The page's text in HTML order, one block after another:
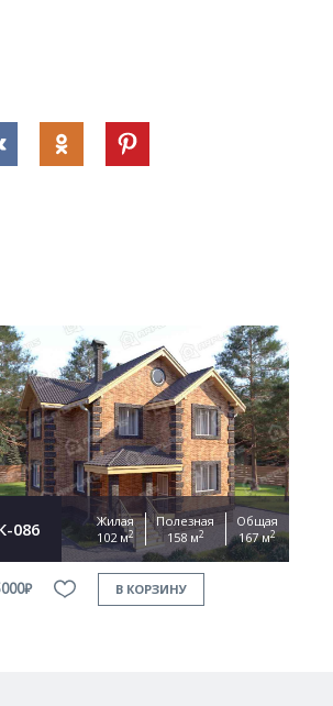
086
Жилая
102 м2
Полезная
158 м2
Общая
167 м2
В КОРЗИНУ